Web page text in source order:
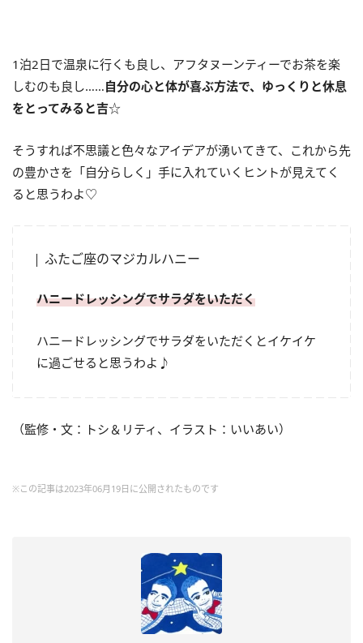
1泊2日で温泉に行くも良し、アフタヌーンティーでお茶を楽
しむのも良し……自分の心と体が喜ぶ方法で、ゆっくりと休息
をとってみると吉☆
そうすれば不思議と色々なアイデアが湧いてきて、これから先
の豊かさを「自分らしく」手に入れていくヒントが見えてく
ると思うわよ♡
ふたご座のマジカルハニー
ハニードレッシングでサラダをいただく
ハニードレッシングでサラダをいただくとイケイケ
に過ごせると思うわよ♪
（監修・文：トシ＆リティ、イラスト：いいあい）
※この記事は2023年06月19日に公開されたものです